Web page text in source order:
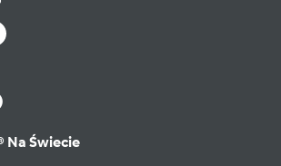
Na Świecie